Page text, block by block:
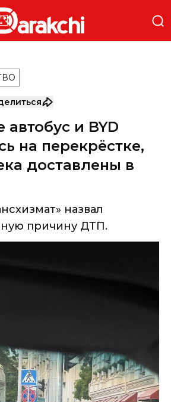
автобус и BYD
на перекрёстке,
доставлены в
назвал
причину ДТП.